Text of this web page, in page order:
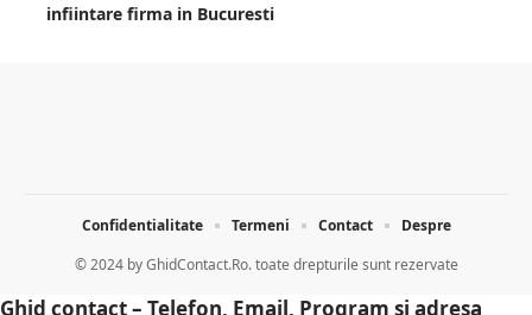
infiintare firma in Bucuresti
© 2024 byGhidContact.Ro. toate drepturile sunt rezervate
Confidentialitate Termeni Contact Despre
Ghid contact – Telefon, Email, Program si adresa